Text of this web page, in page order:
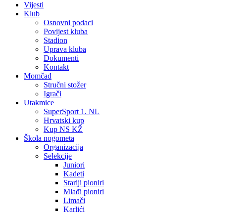
Vijesti
Klub
Osnovni podaci
Povijest kluba
Stadion
Uprava kluba
Dokumenti
Kontakt
Momčad
Stručni stožer
Igrači
Utakmice
SuperSport 1. NL
Hrvatski kup
Kup NS KŽ
Škola nogometa
Organizacija
Selekcije
Juniori
Kadeti
Stariji pioniri
Mlađi pioniri
Limači
Karlići